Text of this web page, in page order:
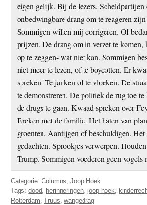
eigen gelijk. Bij de lezers. Scheldpartijen
onbedwingbare drang om te reageren
Sommigen willen mij corrigeren. Of
prijzen. De drang om in verzet te komen,
op te zeggen- wat niet kan. Sommigen
niet meer te lezen, of te boycotten. Er
spreken. Te janken of te vloeken. De
te demonstreren. De politiek de rug toe te
de drugs te gaan. Kwaad spreken over
Breken met de familie. Het haten van
groenten. Aantijgen of beschuldigen. Het
gedachten. Sprookjes verwerpen.
Trump. Sommigen voederen geen vogels
Categorie:Columns,Joop Hoek
Tags:dood, herinneringen, joop hoek,
Rotterdam,Truus,wangedrag